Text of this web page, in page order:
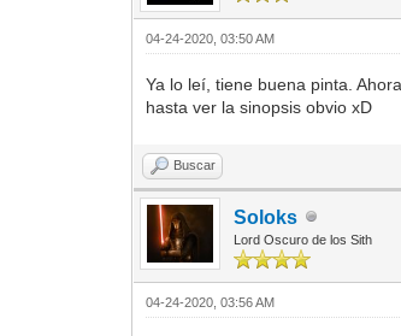
04-24-2020, 03:50 AM
Ya lo leí, tiene buena pinta.
hasta ver la sinopsis obvio xD
Buscar
Soloks
Lord Oscuro de los Sith
04-24-2020, 03:56 AM